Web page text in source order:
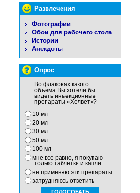
Развлечения
Фотографии
Обои для рабочего стола
Истории
Анекдоты
Опрос
Во флаконах какого
объёма Вы хотели бы
видеть инъекционные
препараты «Хелвет»?
10 мл
20 мл
30 мл
50 мл
100 мл
мне все равно, я покупаю
только таблетки и капли
не применяю эти препараты
затрудняюсь ответить